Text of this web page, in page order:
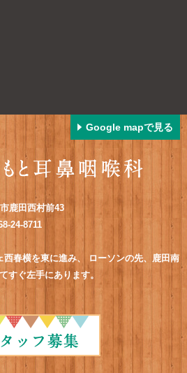
Google mapで見る
鹿田西村前43
24-8711
春横を東に進み、
ローソンの先、鹿田南
すぐ左手にあります。